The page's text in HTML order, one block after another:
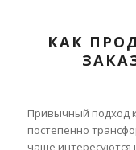
КАК
Привычный подход
постепенно